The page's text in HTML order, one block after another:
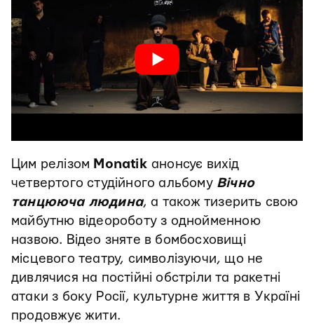
Цим релізом Monatikанонсує вихід
четвертого студійного альбому Вічно
танцююча людина, а також тизерить свою
майбутню відеороботу з однойменною
назвою. Відео зняте в бомбосховищі
місцевого театру, символізуючи, що не
дивлячися на постійні обстріли та ракетні
атаки з боку Росії, культурне життя в Україні
продовжує жити.